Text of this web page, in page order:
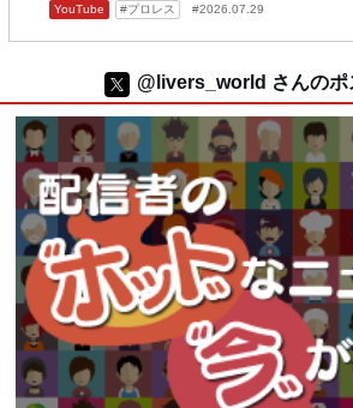
YouTube プロレス 2026.07.29
@livers_world さんのポ